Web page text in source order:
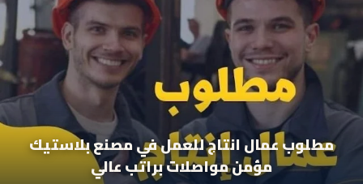
مطلوب عمال انتاج للعمل في مصنع بلاستيك
مؤمن مواصلات براتب عالي